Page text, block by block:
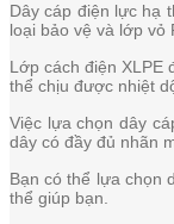
Dây cáp điện lực hạ
loại bảo vệ và lớp vỏ
Lớp cách điện XLPE
thể chịu được nhiệt
Việc lựa chọn dây
dây có đầy đủ nhãn
Bạn có thể lựa chọn
thể giúp bạn.